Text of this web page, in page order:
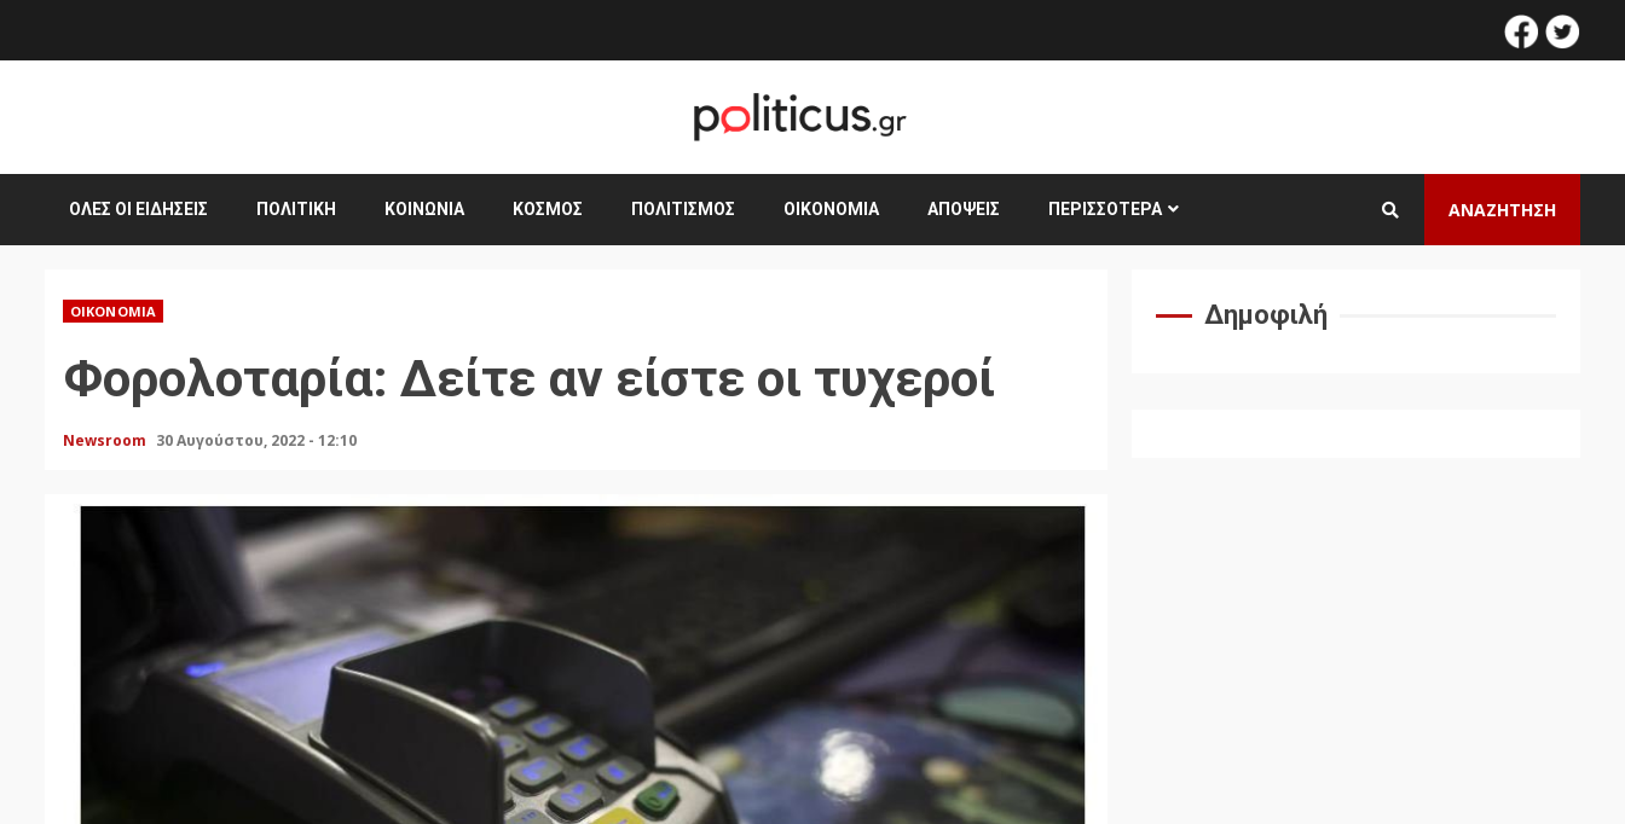
facebook
ΌΛΕΣ ΟΙ ΕΙΔΉΣΕΙΣ ΠΟΛΙΤΙΚΉ ΚΟΙΝΩΝΊΑ ΚΌΣΜΟΣ ΠΟΛΙΤΙΣΜΌΣ ΟΙΚΟΝΟΜΊΑ ΑΠΌΨΕΙΣ ΠΕΡΙΣΣΌΤΕΡΑ ΑΝΑΖΗΤΗΣΗ
ΟΙΚΟΝΟΜΊΑ
Φορολοταρία: Δείτε αν είστε οι τυχεροί
Newsroom 30 Αυγούστου, 2022 - 12:10
Δημοφιλή